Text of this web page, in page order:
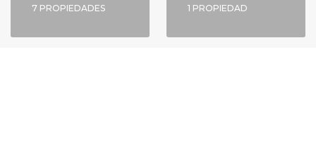
7 PROPIEDADES 1 PROPIEDAD